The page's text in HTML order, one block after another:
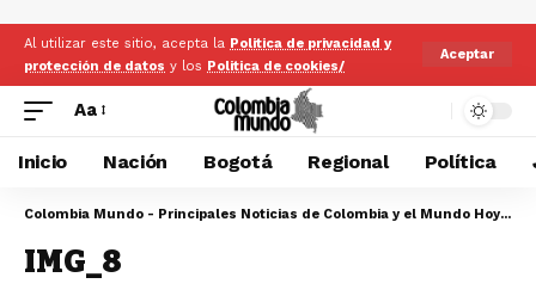
Al utilizar este sitio, acepta la Politica de privacidad y
protección de datos y los Politica de cookies/
Aceptar
Aa
Inicio Nación Bogotá Regional Política
Colombia Mundo - Principales Noticias de Colombia y el Mundo Hoy
>
IMG_8